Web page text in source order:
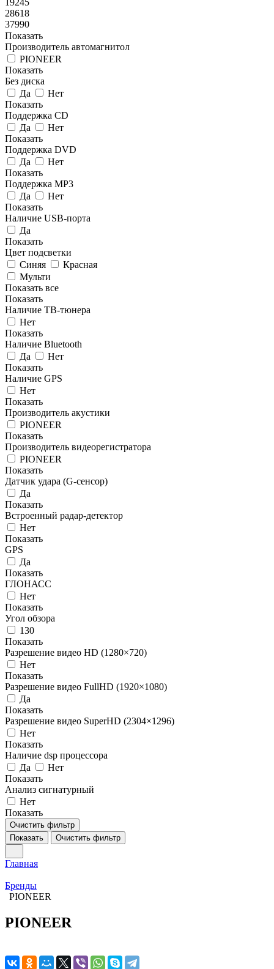
28618
37990
Показать
Производитель автомагнитол
PIONEER
Показать
Без диска
Да
Нет
Показать
Поддержка CD
Да
Нет
Показать
Поддержка DVD
Да
Нет
Показать
Поддержка MP3
Да
Нет
Показать
Наличие USB-порта
Да
Показать
Цвет подсветки
Синяя
Красная
Мульти
Показать все
Показать
Наличие ТВ-тюнера
Нет
Показать
Наличие Bluetooth
Да
Нет
Показать
Наличие GPS
Нет
Показать
Производитель акустики
PIONEER
Показать
Производитель видеорегистратора
PIONEER
Показать
Датчик удара (G-сенсор)
Да
Показать
Встроенный радар-детектор
Нет
Показать
GPS
Да
Показать
ГЛОНАСС
Нет
Показать
Угол обзора
130
Показать
Разрешение видео HD (1280×720)
Нет
Показать
Разрешение видео FullHD (1920×1080)
Да
Показать
Разрешение видео SuperHD (2304×1296)
Нет
Показать
Наличие dsp процессора
Да
Нет
Показать
Анализ сигнатурный
Нет
Показать
Очистить фильтр
Показать
Очистить фильтр
Главная
Бренды
PIONEER
PIONEER